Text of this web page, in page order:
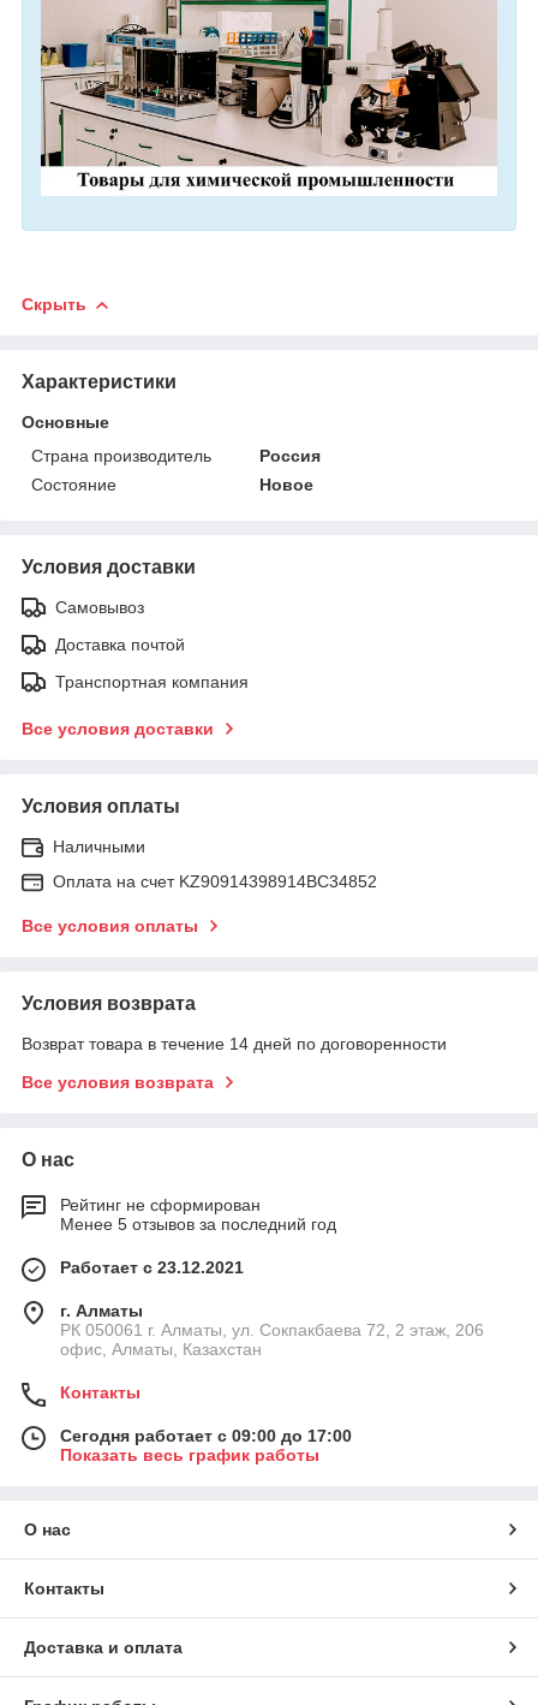
Скрыть
Характеристики
Основные
Страна производитель
Россия
Состояние
Новое
Условия доставки
Самовывоз
Доставка почтой
Транспортная компания
Все условия доставки
Условия оплаты
Наличными
Оплата на счет KZ90914398914ВС34852
Все условия оплаты
Условия возврата
Возврат товара в течение 14 дней по договоренности
Все условия возврата
О нас
Рейтинг не сформирован
Менее 5 отзывов за последний год
Работает с 23.12.2021
г. Алматы
РК 050061 г. Алматы, ул. Сокпакбаева 72, 2 этаж, 206
офис, Алматы, Казахстан
Контакты
Сегодня работает с 09:00 до 17:00
Показать весь график работы
О нас
Контакты
Доставка и оплата